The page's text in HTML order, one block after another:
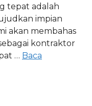
tepat adalah
impian
akan membahas
kontraktor
… Baca